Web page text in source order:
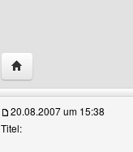
Website dieses
20.08.2007 um 15:38
Titel: